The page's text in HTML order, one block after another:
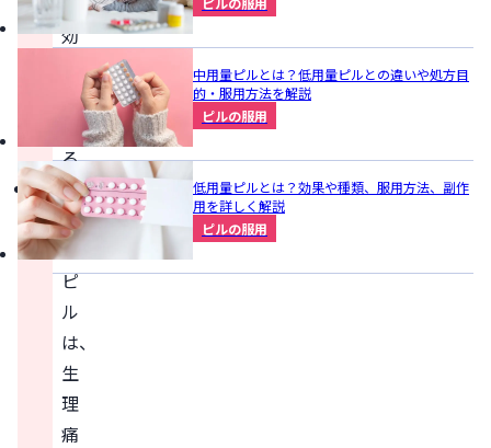
効
る
低
用
量
ピ
ル
は、
生
理
痛
中用量ピルとは？低用量ピルとの違いや処方目
的・服用方法を解説
ピルの服用
低用量ピルとは？効果や種類、服用方法、副作
用を詳しく解説
ピルの服用